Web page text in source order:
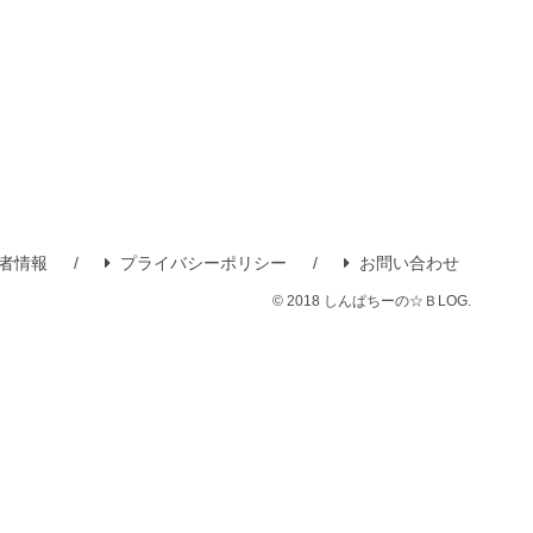
情報 プライバシーポリシー お問い合わせ
© 2018 しんぱちーの☆ＢLOG.